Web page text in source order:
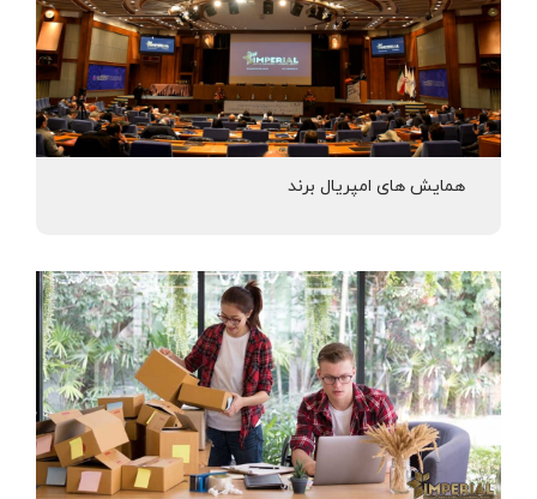
همایش های امپریال برند